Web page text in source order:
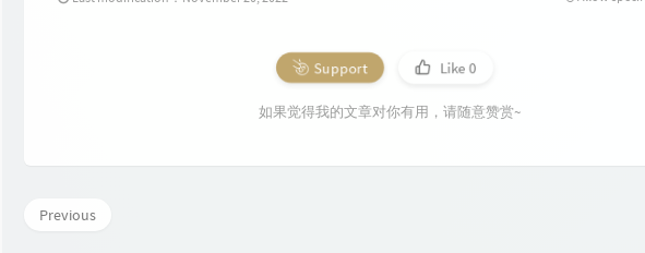
Support Like 0
如果觉得我的文章对你有用，请随意赞赏~
Previous